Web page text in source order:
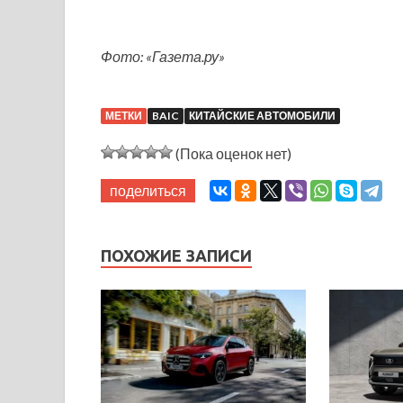
Фото: «Газета.ру»
МЕТКИ BAIC КИТАЙСКИЕ АВТОМОБИЛИ
(Пока оценок нет)
поделиться
ПОХОЖИЕ ЗАПИСИ